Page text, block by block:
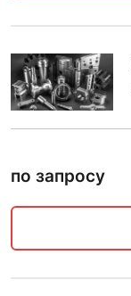
по запросу